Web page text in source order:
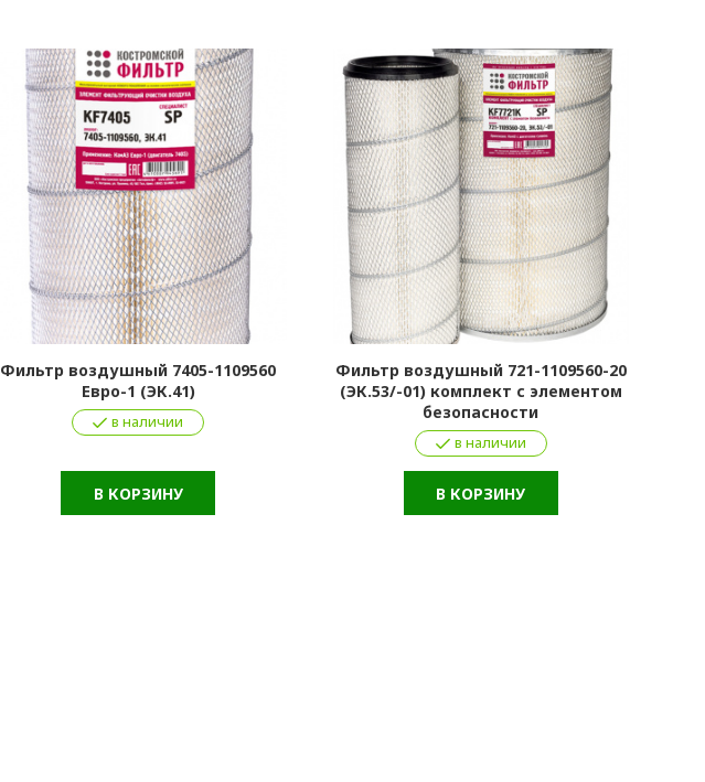
Фильтр воздушный 7405-1109560
Евро-1 (ЭК.41)
в наличии
В КОРЗИНУ
Фильтр воздушный 721-1109560-20
(ЭК.53/-01) комплект с элементом
безопасности
в наличии
В КОРЗИНУ